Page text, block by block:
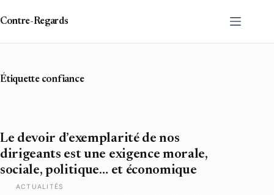
contenu
Contre-Regards
Étiquetteconfiance
ACTUALITÉS
Le devoir d’exemplarité de nos
dirigeants est une exigence morale,
sociale, politique… et économique